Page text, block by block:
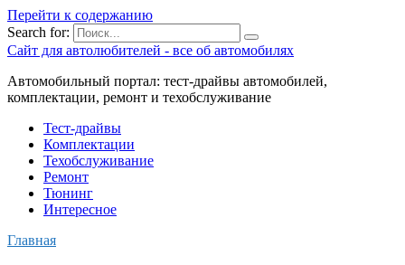
Перейти к содержанию
Search for:
Сайт для автолюбителей - все об автомобилях
Автомобильный портал: тест-драйвы автомобилей,
комплектации, ремонт и техобслуживание
Тест-драйвы
Комплектации
Техобслуживание
Ремонт
Тюнинг
Интересное
Главная